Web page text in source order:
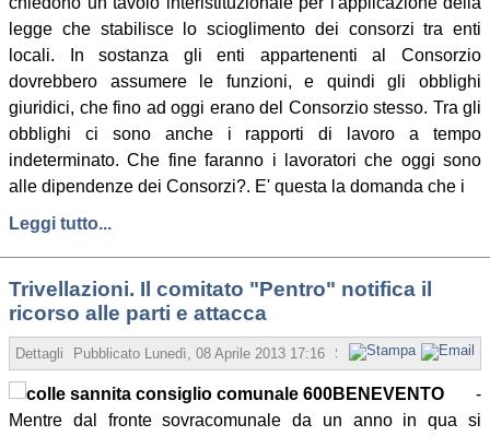
legge che stabilisce lo scioglimento dei consorzi tra enti
locali. In sostanza gli enti appartenenti al Consorzio
dovrebbero assumere le funzioni, e quindi gli obblighi
giuridici, che fino ad oggi erano del Consorzio stesso. Tra gli
obblighi ci sono anche i rapporti di lavoro a tempo
indeterminato. Che fine faranno i lavoratori che oggi sono
alle dipendenze dei Consorzi?. E' questa la domanda che i
Leggi tutto...
Trivellazioni. Il comitato "Pentro" notifica il
ricorso alle parti e attacca
Dettagli Pubblicato Lunedì, 08 Aprile 2013 17:16 Scritto da Redazione
BENEVENTO -
Mentre dal fronte sovracomunale da un anno in qua si